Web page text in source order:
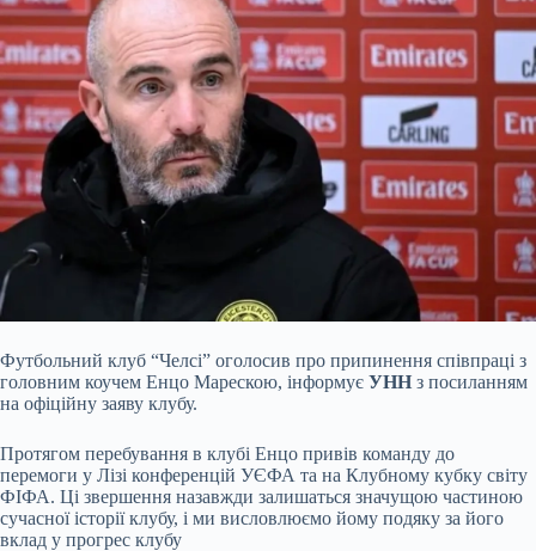
Футбольний клуб “Челсі” оголосив про припинення співпраці з
головним коучем Енцо Марескою, інформує УНН з посиланням
на офіційну заяву клубу.
Протягом перебування в клубі Енцо привів команду до
перемоги у Лізі конференцій УЄФА та на Клубному кубку світу
ФІФА. Ці звершення назавжди залишаться значущою частиною
сучасної історії клубу, і ми висловлюємо йому подяку за його
вклад у прогрес клубу